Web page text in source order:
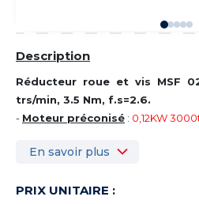
Description
Réducteur roue et vis MSF
trs/min, 3.5 Nm, f.s=2.6.
- Moteur préconisé : 0,12KW
En savoir plus
PRIX UNITAIRE :